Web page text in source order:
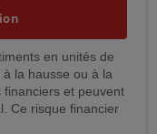
en unités de
la hausse ou à la
financiers et peuvent
Ce risque financier